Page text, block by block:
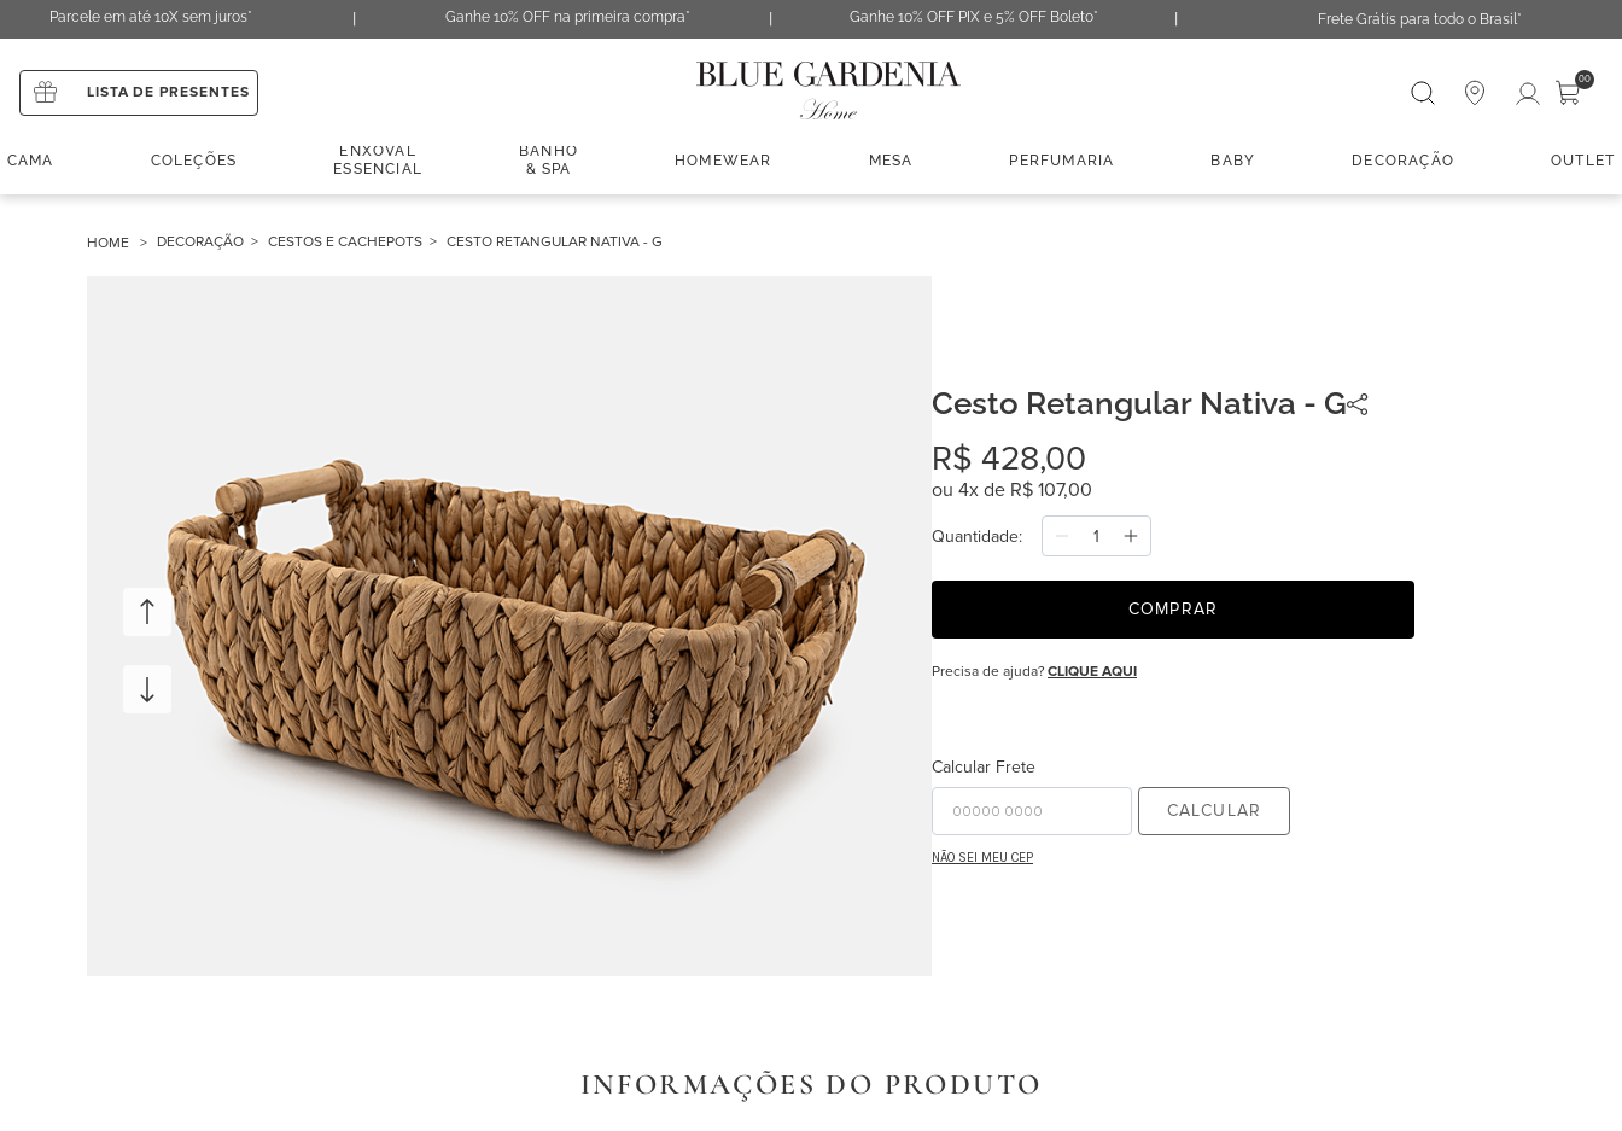
Parcele em até 10X sem juros* Ganhe 10% OFF na primeira compra* Ganhe 10% OFF PIX e 5% OFF Boleto* Frete Grátis para todo o Brasil*
LISTA DE PRESENTES
Digite sua busca 00
CAMA COLEÇÕES
ENXOVAL
ESSENCIAL
BANHO
& SPA
HOMEWEAR MESA PERFUMARIA BABY DECORAÇÃO OUTLET
DECORAÇÃO CESTOS E CACHEPOTS CESTO RETANGULAR NATIVA - G
Cesto Retangular Nativa - G
R$ 428,00
ou 4x de R$ 107,00
Quantidade
COMPRAR
Precisa de ajuda? CLIQUE AQUI
Calcular Frete
CALCULAR
NÃO SEI MEU CEP
INFORMAÇÕES DO PRODUTO